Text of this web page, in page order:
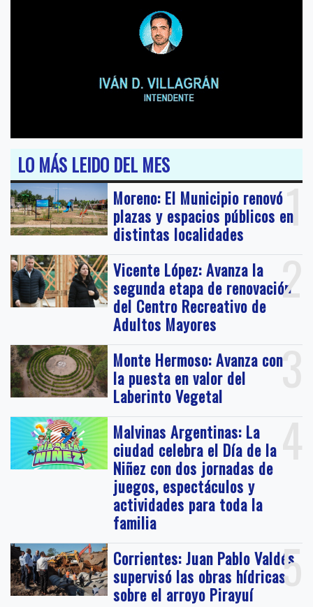
LO MÁS LEIDO DEL MES
1
Moreno: El Municipio renovó
plazas y espacios públicos en
distintas localidades
2
Vicente López: Avanza la
segunda etapa de renovación
del Centro Recreativo de
Adultos Mayores
3
Monte Hermoso: Avanza con
la puesta en valor del
Laberinto Vegetal
4
Malvinas Argentinas: La
ciudad celebra el Día de la
Niñez con dos jornadas de
juegos, espectáculos y
actividades para toda la
familia
5
Corrientes: Juan Pablo Valdés
supervisó las obras hídricas
sobre el arroyo Pirayuí